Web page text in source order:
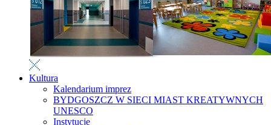
Kultura
Kalendarium imprez
BYDGOSZCZ W SIECI MIAST KREATYWNYCH
UNESCO
Instytucje